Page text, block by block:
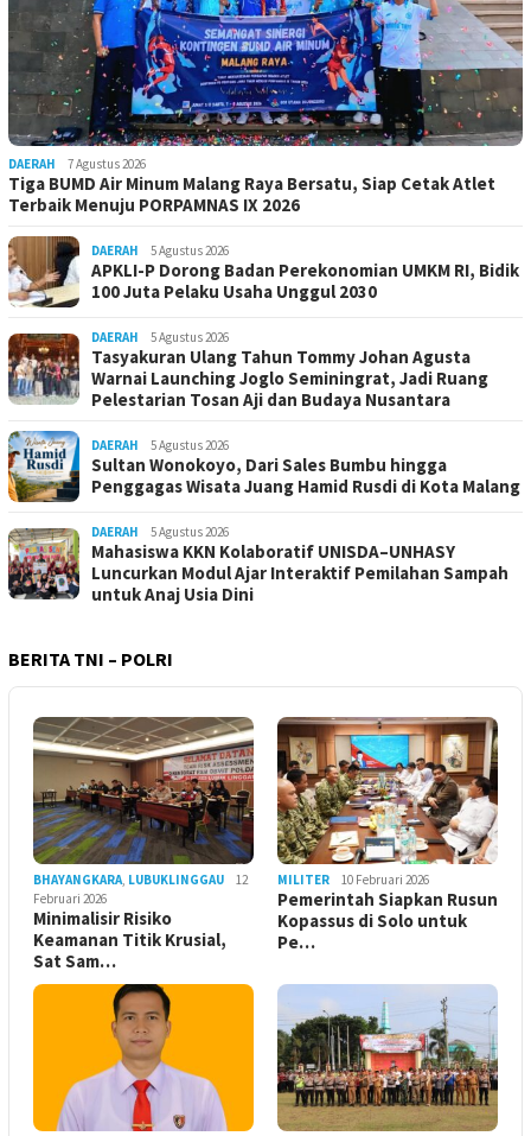
DAERAH 7 Agustus 2026
Tiga BUMD Air Minum Malang Raya Bersatu, Siap Cetak Atlet
Terbaik Menuju PORPAMNAS IX 2026
DAERAH 5 Agustus 2026
APKLI-P Dorong Badan Perekonomian UMKM RI, Bidik
100 Juta Pelaku Usaha Unggul 2030
DAERAH 5 Agustus 2026
Tasyakuran Ulang Tahun Tommy Johan Agusta
Warnai Launching Joglo Seminingrat, Jadi Ruang
Pelestarian Tosan Aji dan Budaya Nusantara
DAERAH 5 Agustus 2026
Sultan Wonokoyo, Dari Sales Bumbu hingga
Penggagas Wisata Juang Hamid Rusdi di Kota Malang
DAERAH 5 Agustus 2026
Mahasiswa KKN Kolaboratif UNISDA–UNHASY
Luncurkan Modul Ajar Interaktif Pemilahan Sampah
untuk Anaj Usia Dini
BERITA TNI – POLRI
BHAYANGKARA LUBUKLINGGAU
12
Februari 2026
Minimalisir Risiko
Keamanan Titik Krusial,
Sat Sam…
MILITER 10 Februari 2026
Pemerintah Siapkan Rusun
Kopassus di Solo untuk
Pe…